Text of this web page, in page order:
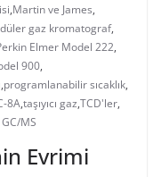
,Martin ve James,
gaz kromatograf,
Elmer Model 222,
900,
,programlanabilir sıcaklık,
8A,taşıyıcı gaz,TCD'ler,
MS
Evrimi